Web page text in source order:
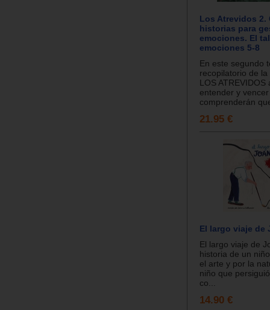
Los Atrevidos 2.
historias para
emociones. El
emociones 5-8
En este segundo
recopilatorio de la
LOS
entender y
comprenderán
21.95 €
El largo viaje de
El largo viaje de
historia de un
el arte y por la
niño que
co...
14.90 €